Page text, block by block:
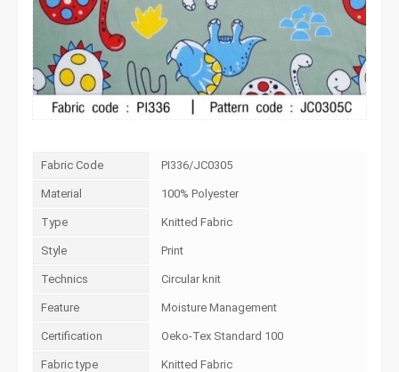
Fabric Code PI336/JC0305
Material 100% Polyester
Type Knitted Fabric
Style Print
Technics Circular knit
Feature Moisture Management
Certification Oeko-Tex Standard 100
Fabric type Knitted Fabric